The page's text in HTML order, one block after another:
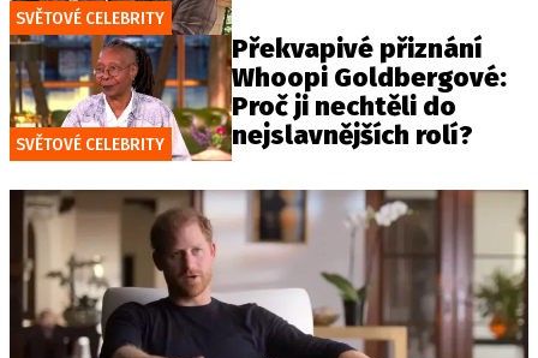
SVĚTOVÉ CELEBRITY
SVĚTOVÉ CELEBRITY
Překvapivé přiznání
Whoopi Goldbergové:
Proč ji nechtěli do
nejslavnějších rolí?